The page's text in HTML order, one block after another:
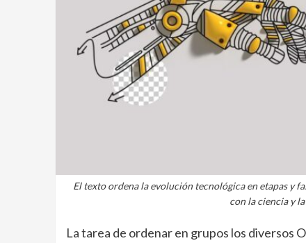
El texto ordena la evolución tecnológica en etapas y
con la ciencia y
La tarea de ordenar en grupos los diversos